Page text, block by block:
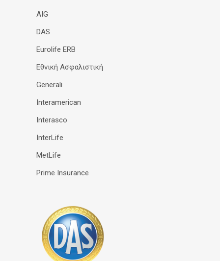
AIG
DAS
Eurolife ERB
Εθνική Ασφαλιστική
Generali
Interamerican
Interasco
InterLife
MetLife
Prime Insurance